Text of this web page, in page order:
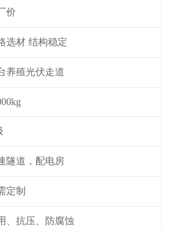
价
选材 结构稳定
养殖光伏走道
隧道，配电房
定制
、抗压、防腐蚀